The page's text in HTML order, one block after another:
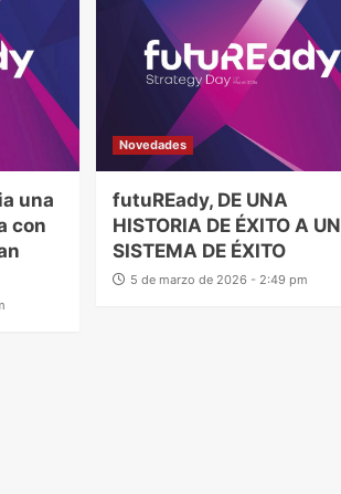
una
con
Novedades
futuREady, DE UNA
HISTORIA DE ÉXITO A UN
SISTEMA DE ÉXITO
5 de marzo de 2026 - 2:49 pm